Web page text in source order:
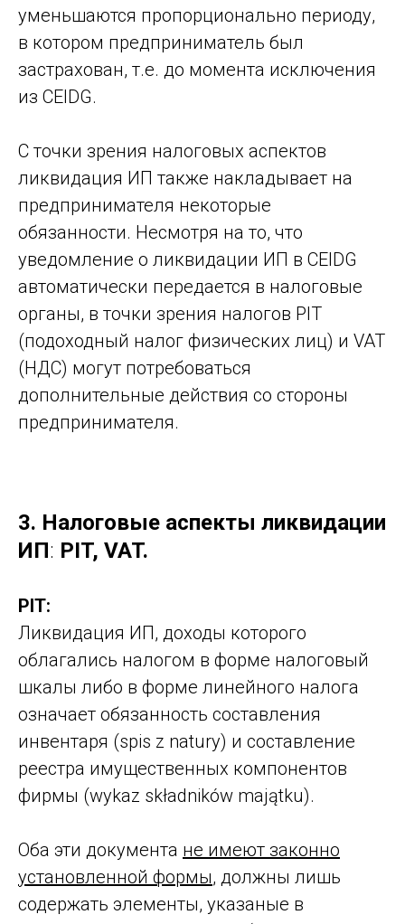
уменьшаются пропорционально периоду,
в котором предприниматель был
застрахован, т.е. до момента исключения
из CEIDG.
C точки зрения налоговых аспектов
ликвидация ИП также накладывает на
предпринимателя некоторые
обязанности. Несмотря на то, что
уведомление о ликвидации ИП в CEIDG
автоматически передается в налоговые
органы, в точки зрения налогов PIT
(подоходный налог физических лиц) и VAT
(НДС) могут потребоваться
дополнительные действия со стороны
предпринимателя.
3. Налоговые аспекты ликвидации
ИП: PIT, VAT.
PIT:
Ликвидация ИП, доходы которого
облагались налогом в форме налоговый
шкалы либо в форме линейного налога
означает обязанность составления
инвентаря (spis z natury) и составление
реестра имущественных компонентов
фирмы (wykaz składników majątku).
Оба эти документа не имеют законно
установленной формы, должны лишь
содержать элементы, указаные в